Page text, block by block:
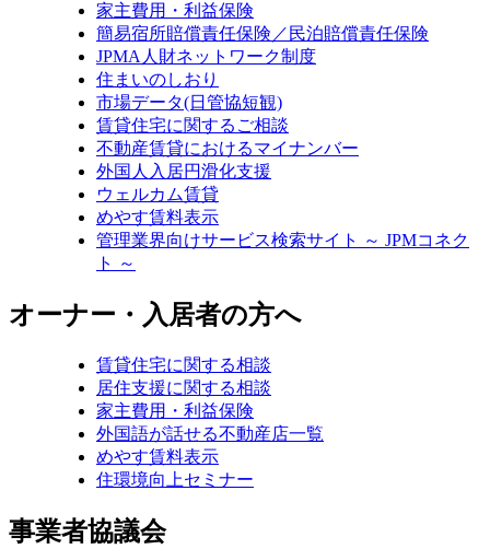
家主費用・利益保険
簡易宿所賠償責任保険／民泊賠償責任保険
JPMA人財ネットワーク制度
住まいのしおり
市場データ(日管協短観)
賃貸住宅に関するご相談
不動産賃貸におけるマイナンバー
外国人入居円滑化支援
ウェルカム賃貸
めやす賃料表示
管理業界向けサービス検索サイト ～ JPMコネク
ト ～
オーナー・入居者の方へ
賃貸住宅に関する相談
居住支援に関する相談
家主費用・利益保険
外国語が話せる不動産店一覧
めやす賃料表示
住環境向上セミナー
事業者協議会